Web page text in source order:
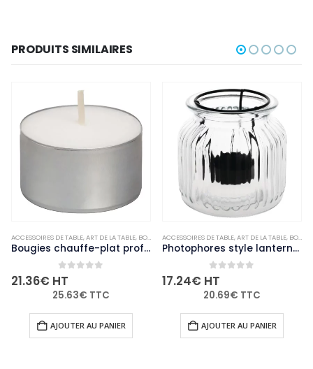
PRODUITS SIMILAIRES
,NON-PALETTISABLE
ACCESSOIRES DE TABLE,ART DE LA TABLE, BOUGIES ET PHOTOPHORES ,NON-PALETTISABLE
Bougies chauffe-plat professionnelles Bolsius 8 heures (lot de 90)
0out of 5
21.36€ HT
25.63€ TTC
AJOUTER AU PANIER
ACCESSOIRES DE TABLE,ART DE LA TABLE, BOUGIES ET PHOTOPHORES
Photophores style lanterne Olympia (lot de 6)
0out of 5
17.24€ HT
20.69€ TTC
AJOUTER AU PANIER